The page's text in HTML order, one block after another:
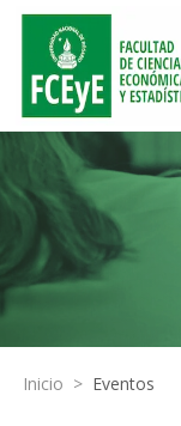
Inicio > Eventos